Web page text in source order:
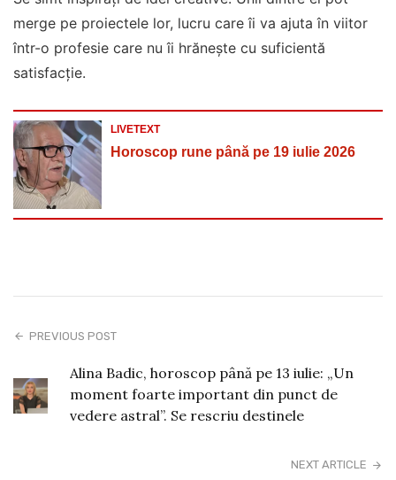
merge pe proiectele lor, lucru care îi va ajuta în viitor
într-o profesie care nu îi hrănește cu suficientă
satisfacție.
LIVETEXT
Horoscop rune până pe 19 iulie 2026
PREVIOUS POST
Alina Badic, horoscop până pe 13 iulie: „Un
moment foarte important din punct de
vedere astral”. Se rescriu destinele
NEXT ARTICLE